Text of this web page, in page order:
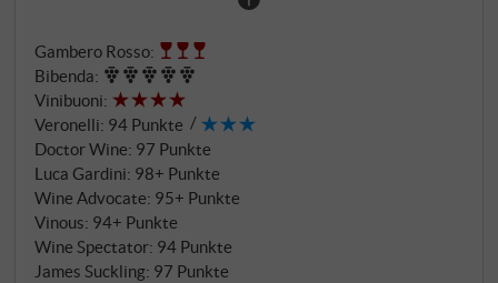
Die Reife erfolgt klassisch in großen slawonischen
Fässern, mit einem fein dosierten Anteil
französischer Eiche für Textur und Glanz. Der
jahrgangstypisch lange Herbst 2019 brachte
vollreife, aromatisch dichte Trauben mit kühler
Säurespur.
Gambero Rosso:
Bibenda:
Vinibuoni:
Veronelli: 94 Punkte
Doctor Wine: 97 Punkte
Luca Gardini: 98+ Punkte
Wine Advocate: 95+ Punkte
Vinous: 94+ Punkte
Wine Spectator: 94 Punkte
James Suckling: 97 Punkte